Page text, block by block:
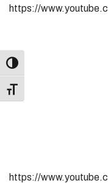
Toggle Font size
https://
https://